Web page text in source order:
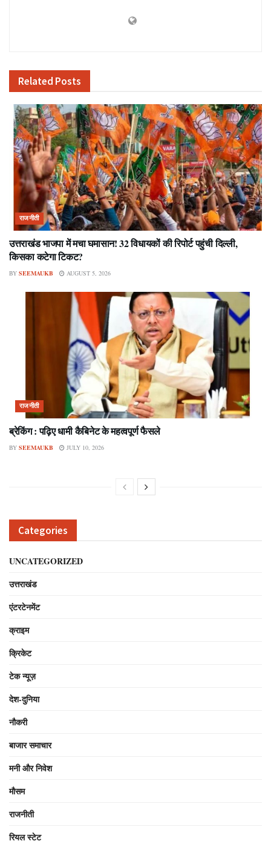
Related Posts
राजनीती
उत्तराखंड भाजपा में मचा घमासान! 32 विधायकों की रिपोर्ट पहुंची दिल्ली,
किसका कटेगा टिकट?
BY SEEMAUKB AUGUST 5, 2026
राजनीती
ब्रेकिंग : पढ़िए धामी कैबिनेट के महत्वपूर्ण फैसले
BY SEEMAUKB JULY 10, 2026
Categories
UNCATEGORIZED
उत्तराखंड
एंटरटेनमेंट
क्राइम
क्रिकेट
टेक न्यूज़
देश-दुनिया
नौकरी
बाजार समाचार
मनी और निवेश
मौसम
राजनीती
रियल स्टेट